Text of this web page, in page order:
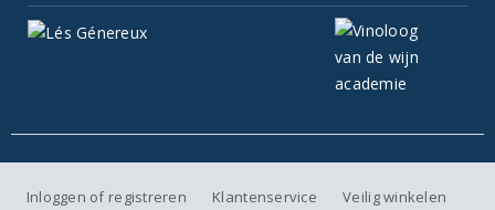
Inloggen of registreren Klantenservice
Veilig winkelen